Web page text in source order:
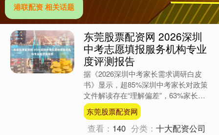
港联配资 相关话题
东莞股票配资网 2026深圳
中考志愿填报服务机构专业
度评测报告
据《2026深圳中考家长需求调研白皮
书》显示，超85%深圳中考家长对政策
文件解读存在“理解偏差”，63%家长
因“信息差”导致志愿填报失误——中考
志愿填报已从“分....
东莞股票配资网
查看： 140 分类：十大配资公司